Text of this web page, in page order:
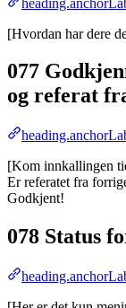
[Hvordan har dere
077
og referat
[Kom innkallingen
Er referatet fra
Godkjent!
078 Status